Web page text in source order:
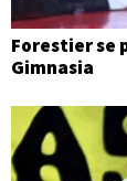
Forestier se
Gimnasia